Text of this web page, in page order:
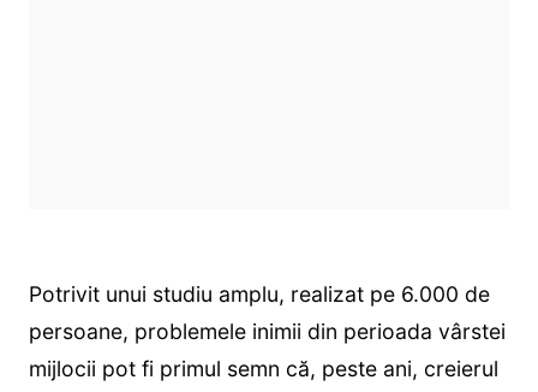
Potrivit unui studiu amplu, realizat pe 6.000 de
persoane, problemele inimii din perioada vârstei
mijlocii pot fi primul semn că, peste ani, creierul